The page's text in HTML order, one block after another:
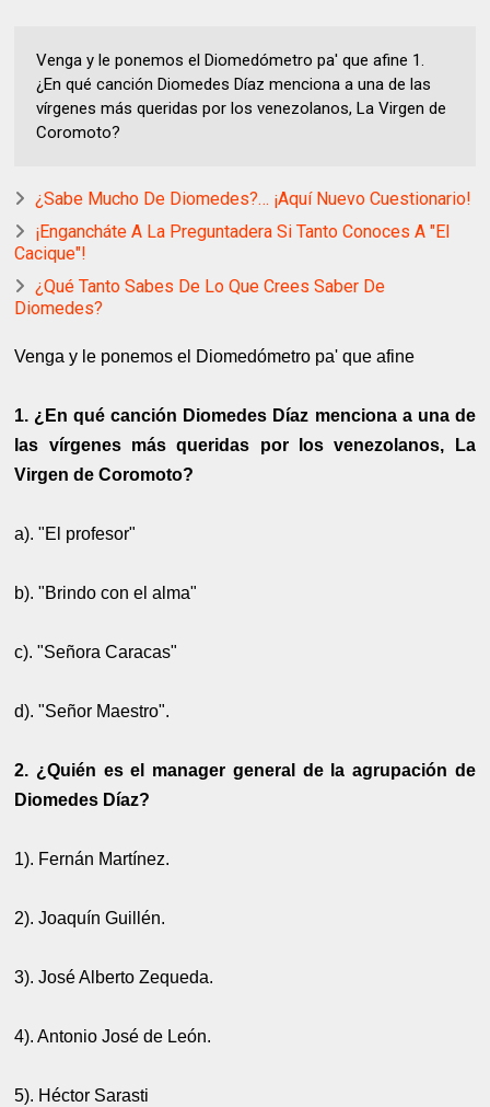
Venga y le ponemos el Diomedómetro pa' que afine 1.
¿En qué canción Diomedes Díaz menciona a una de las
vírgenes más queridas por los venezolanos, La Virgen de
Coromoto?
¿Sabe Mucho De Diomedes?… ¡Aquí Nuevo Cuestionario!
¡Engancháte A La Preguntadera Si Tanto Conoces A "El
Cacique"!
¿Qué Tanto Sabes De Lo Que Crees Saber De
Diomedes?
Venga y le ponemos el Diomedómetro pa' que afine
1. ¿En qué canción Diomedes Díaz menciona a una de
las vírgenes más queridas por los venezolanos, La
Virgen de Coromoto?
a). "El profesor"
b). "Brindo con el alma"
c). "Señora Caracas"
d). "Señor Maestro".
2. ¿Quién es el manager general de la agrupación de
Diomedes Díaz?
1). Fernán Martínez.
2). Joaquín Guillén.
3). José Alberto Zequeda.
4). Antonio José de León.
5). Héctor Sarasti